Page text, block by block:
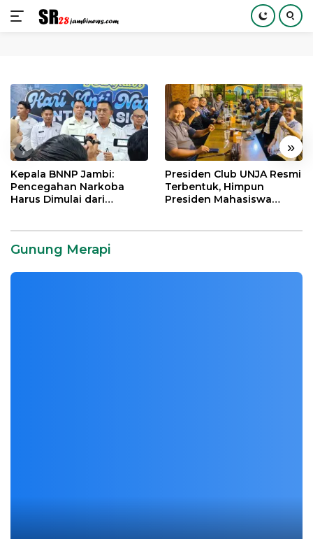
konten
« »
Kepala BNNP Jambi:
Pencegahan Narkoba
Harus Dimulai dari
Presiden Club UNJA Resmi
Terbentuk, Himpun
Presiden Mahasiswa
Gunung Merapi